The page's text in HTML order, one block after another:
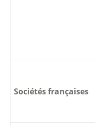
Sociétés françaises